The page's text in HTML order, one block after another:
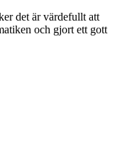
det är värdefullt att
och gjort ett gott